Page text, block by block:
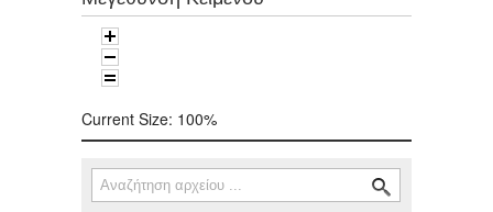
Current Size: 100%
Φόρμα αναζήτησης
Αναζήτηση